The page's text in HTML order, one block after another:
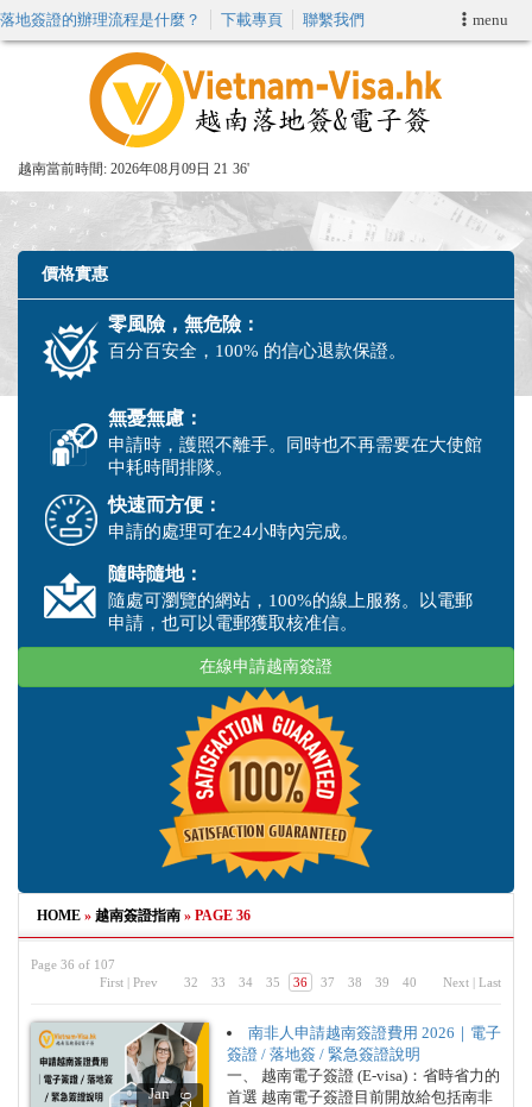
menu
落地簽證的辦理流程是什麼？ 下載專頁 聯繫我們
越南當前時間: 2026年08月09日 21 36'
申請簽證
VIP快速通關服务
週末緊急電子簽證
價格實惠
零風險，無危險：
百分百安全，100% 的信心退款保證。
無憂無慮：
申請時，護照不離手。同時也不再需要在大使館
中耗時間排隊。
快速而方便：
申請的處理可在24小時內完成。
隨時隨地：
隨處可瀏覽的網站，100%的線上服務。以電郵
申請，也可以電郵獲取核准信。
在線申請越南簽證
HOME » 越南簽證指南 » PAGE 36
Page 36 of 107
First | Prev 32 33 34 35 36 37 38 39 40 Next | Last
Jan
南非人申請越南簽證費用 2026｜電子
簽證 / 落地簽 / 緊急簽證說明
一、 越南電子簽證 (E-visa)：省時省力的
首選 越南電子簽證目前開放給包括南非